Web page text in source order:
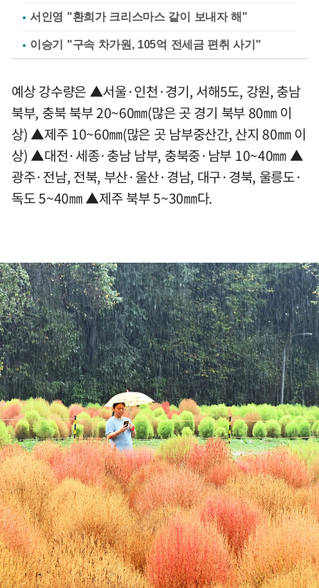
서인영 "환희가 크리스마스 같이 보내자 해"
이승기 "구속 차가원, 105억 전세금 편취 사기"
예상 강수량은 ▲서울·인천·경기, 서해5도, 강원, 충남
북부, 충북 북부 20~60㎜(많은 곳 경기 북부 80㎜ 이
상) ▲제주 10~60㎜(많은 곳 남부중산간, 산지 80㎜ 이
상) ▲대전·세종·충남 남부, 충북중·남부 10~40㎜ ▲
광주·전남, 전북, 부산·울산·경남, 대구·경북, 울릉도·
독도 5~40㎜ ▲제주 북부 5~30㎜다.